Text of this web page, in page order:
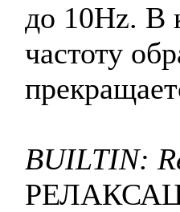
до 10Hz. В
частоту
BUILTIN: